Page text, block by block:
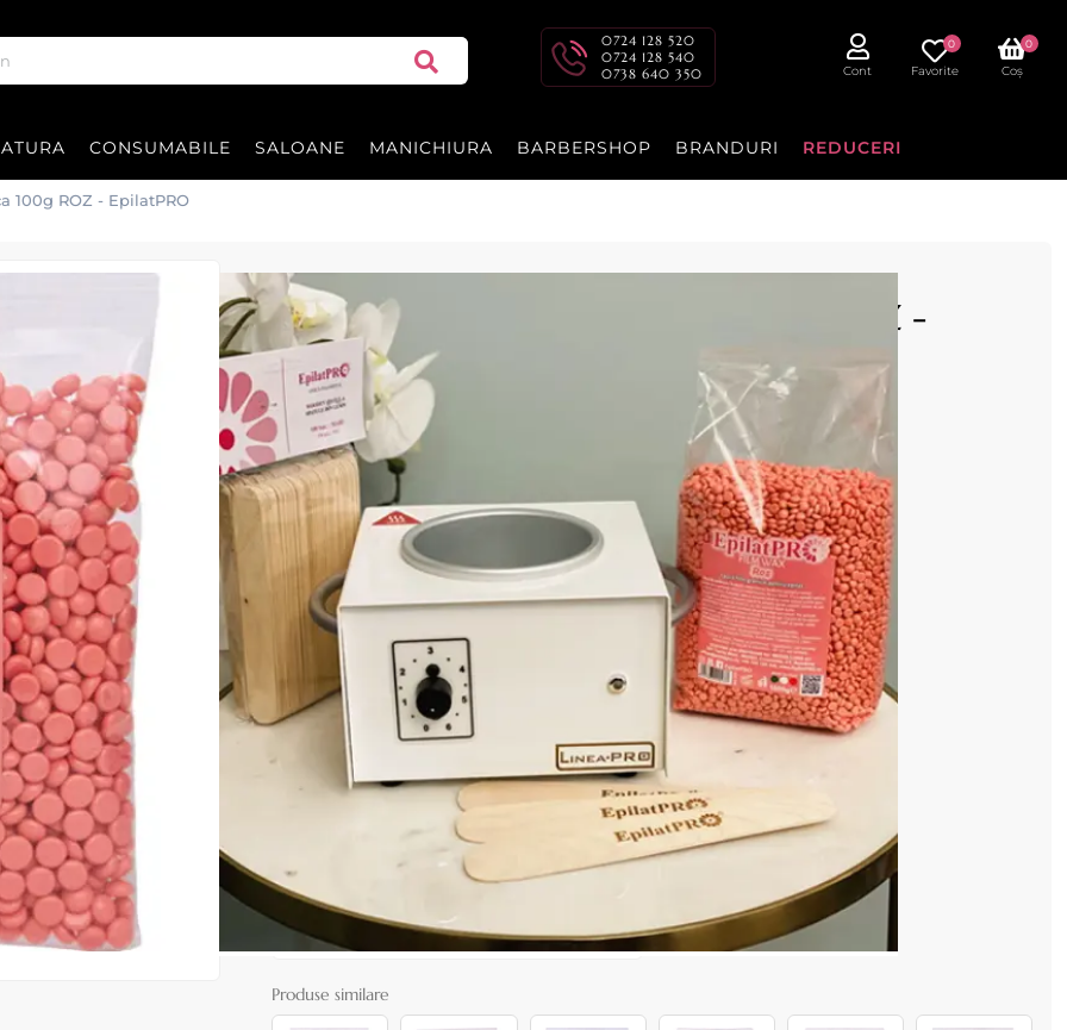
0724 128 520
0724 128 540
0738 640 350
Cont Favorite
0
Coș
0
CONSUMABILE SALOANE MANICHIURA BARBERSHOP BRANDURI REDUCERI
100g ROZ - EpilatPRO
Ceara FILM granule elastica 100g ROZ -
EpilatPRO
Ceara FILM granule elastica ROZ la 100g refolosibila
Ceara de epilat ROZ - EpilatPRO
Calitate superioara import Italia
26 recenzii| Adăugați recenzia dvs.
Cod produs:
PRO03g
În stoc
7,00 lei
ADAUGĂ ÎN COȘ
Consultanță? Sună acum 0724 128 520
Produse similare